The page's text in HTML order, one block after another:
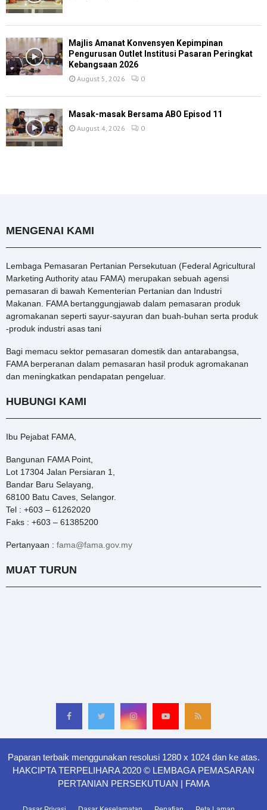
Majlis Amanat Konvensyen Kepimpinan
Pengurusan Outlet Institusi Pasaran Peringkat
Kebangsaan 2026
August 5, 2026 0
Masak-masak Bersama ABO Episod 11
August 4, 2026 0
MENGENAI KAMI
Lembaga Pemasaran Pertanian Persekutuan (Federal Agricultural
Marketing Authority atau FAMA) merupakan sebuah agensi
pemasaran di bawah Kementerian Pertanian dan Industri
Makanan. FAMA bertanggungjawab dalam pemasaran produk
agromakanan seperti sayur-sayuran dan buah-buhan serta produk
-produk industri asas tani
Bagi memacu sektor pemasaran domestik dan antarabangsa,
FAMA berperanan dalam pemasaran hasil produk agromakanan
dan meningkatkan pendapatan pengeluar.
HUBUNGI KAMI
Ibu Pejabat FAMA,
Bangunan FAMA Point,
Lot 17304 Jalan Persiaran 1,
Bandar Baru Selayang,
68100 Batu Caves, Selangor.
Tel : +603 – 61262020
Faks : +603 – 61385200
Pertanyaan : fama@fama.gov.my
MUAT TURUN
Paparan terbaik menggunakan resolusi 1280 x 1024 dan ke atas.
HAKCIPTA TERPELIHARA 2020 © LEMBAGA PEMASARAN
PERTANIAN PERSEKUTUAN | FAMA